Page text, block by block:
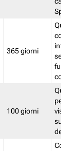
Split
365 giorni
100 giorni
su